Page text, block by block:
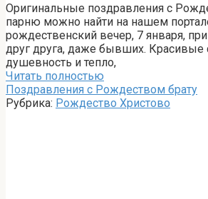
Оригинальные поздравления с
парню можно найти на нашем
рождественский вечер, 7 января,
друг друга, даже бывших. Красивые
душевность и тепло,
Читать полностью
Поздравления с Рождеством брату
Рубрика: Рождество Христово